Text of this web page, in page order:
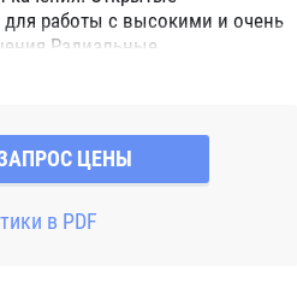
работы с высокими и очень
2Z ZZ с обеих сторон
2RSR имеют с обеих сторон
нитрильного каучука
частот вращения. Также
бесконтактными
ЦЕНЫ
в PDF